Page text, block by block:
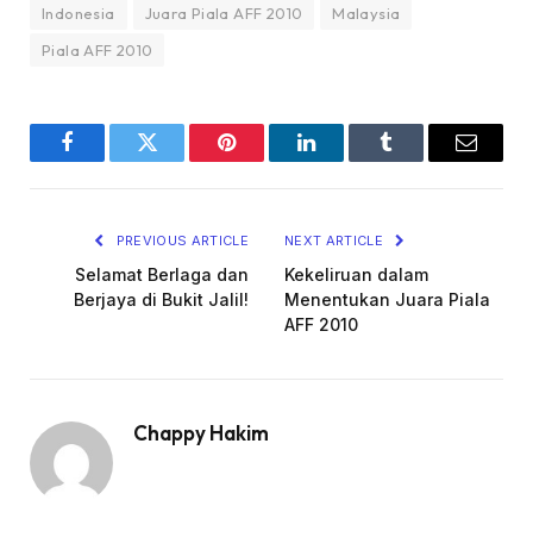
Indonesia Juara Piala AFF 2010
Malaysia
Piala AFF 2010
FacebookTwitter Pinterest LinkedInTumblr Email
PREVIOUS ARTICLE
Selamat Berlaga dan
Berjaya di Bukit Jalil!
NEXT ARTICLE
Kekeliruan dalam
Menentukan Juara Piala
AFF 2010
Chappy Hakim